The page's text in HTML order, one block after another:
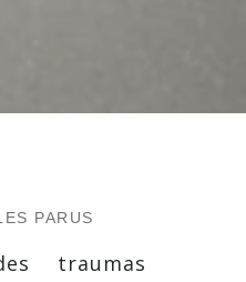
PARUS
traumas